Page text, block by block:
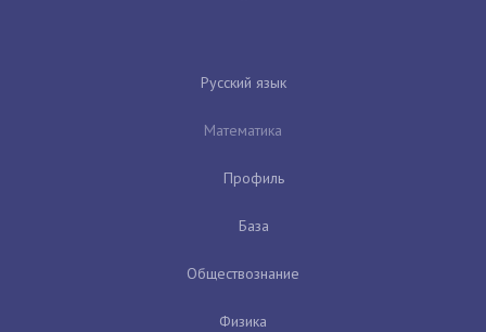
Русский язык
Математика
Профиль
База
Обществознание
Физика